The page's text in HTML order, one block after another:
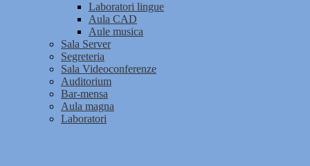
Laboratori lingue
Aula CAD
Aule musica
Sala Server
Segreteria
Sala Videoconferenze
Auditorium
Bar-mensa
Aula magna
Laboratori